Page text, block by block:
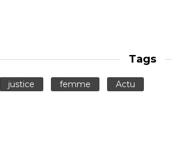
Tags
justice femme Actu